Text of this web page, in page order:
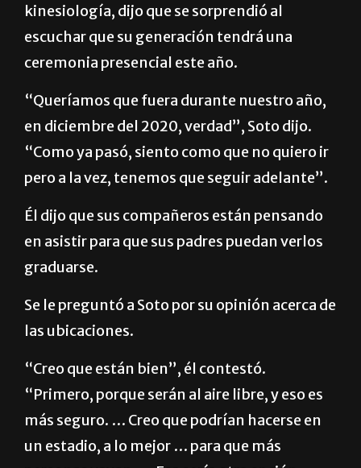
kinesiología, dijo que se sorprendió al
escuchar que su generación tendrá una
ceremonia presencial este año.
“Queríamos que fuera durante nuestro año,
en diciembre del 2020, verdad”, Soto dijo.
“Como ya pasó, siento como que no quiero ir
pero a la vez, tenemos que seguir adelante”.
Él dijo que sus compañeros están pensando
en asistir para que sus padres puedan verlos
graduarse.
Se le preguntó a Soto por su opinión acerca de
las ubicaciones.
“Creo que están bien”, él contestó.
“Primero, porque serán al aire libre, y eso es
más seguro. … Creo que podrían hacerse en
un estadio, a lo mejor … para que más